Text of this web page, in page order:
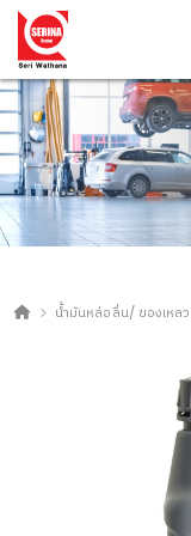
น้ำมันหล่อลื่น/ ของเหลว